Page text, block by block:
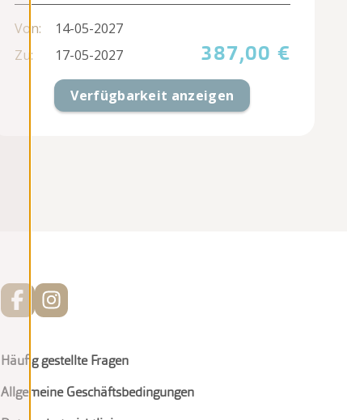
Von:
14-05-2027
Zu:
17-05-2027 387,00 €
Verfügbarkeit anzeigen
Häufig gestellte Fragen
Allgemeine Geschäftsbedingungen